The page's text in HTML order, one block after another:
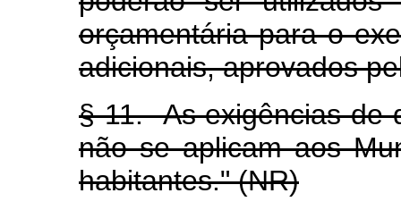
orçamentária para o
adicionais, aprovados
§ 11. As exigências de
não se aplicam aos
habitantes." (NR)